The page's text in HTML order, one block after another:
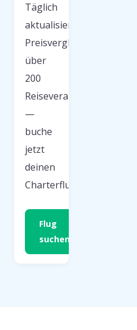
Täglich
aktualisierter
Preisvergleich
über
200
Reiseveranstalter
—
buche
jetzt
deinen
Charterflug.
Flug
suchen